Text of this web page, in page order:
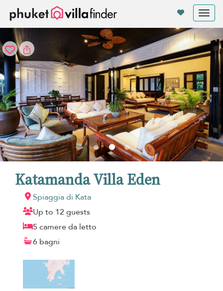
Katamanda Villa Eden
Spiaggia di Kata
Up to 12 guests
5 camere da letto
6 bagni
Pannello di gestione dei cookies